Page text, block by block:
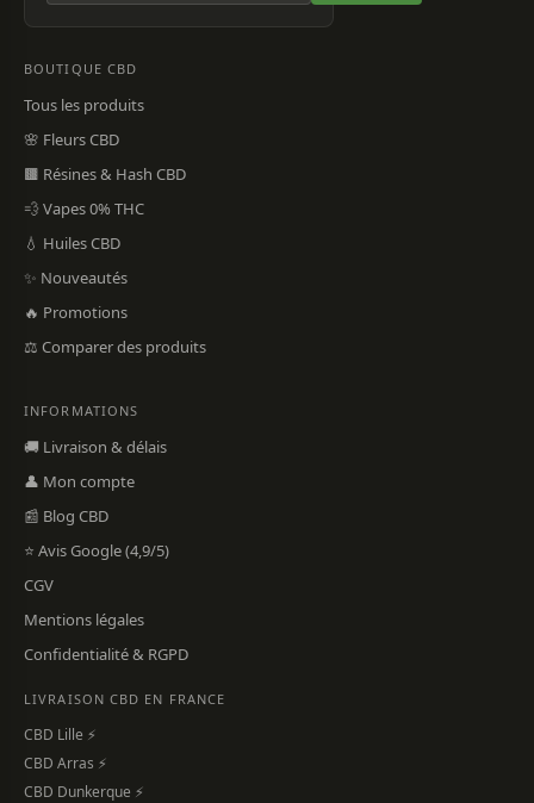
BOUTIQUE CBD
Tous les produits
🌸 Fleurs CBD
🟫 Résines & Hash CBD
💨 Vapes 0% THC
💧 Huiles CBD
✨ Nouveautés
🔥 Promotions
⚖️ Comparer des produits
INFORMATIONS
🚚 Livraison & délais
👤 Mon compte
📰 Blog CBD
⭐ Avis Google (4,9/5)
CGV
Mentions légales
Confidentialité & RGPD
LIVRAISON CBD EN FRANCE
CBD Lille ⚡
CBD Arras ⚡
CBD Dunkerque ⚡